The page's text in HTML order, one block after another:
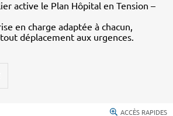
active le Plan Hôpital en Tension –
en charge adaptée à chacun,
déplacement aux urgences.
ACCÈS RAPIDES